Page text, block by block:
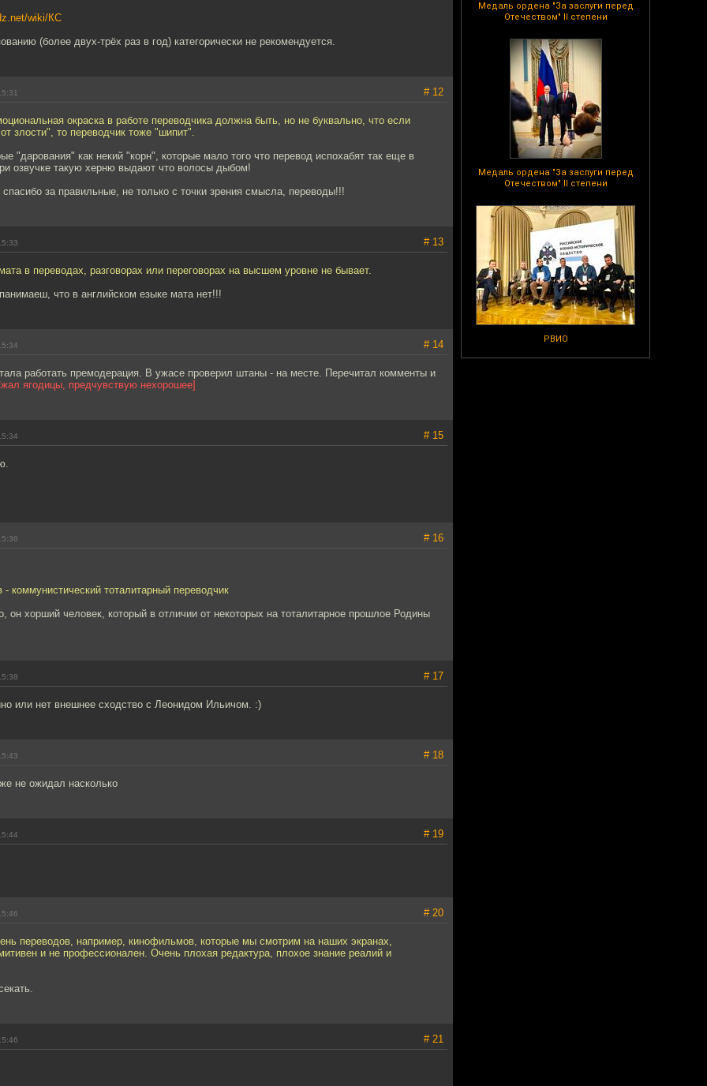
Медаль ордена "За заслуги перед
Отечеством" II степени
Медаль ордена "За заслуги перед
Отечеством" II степени
РВИО
wiki/КС
(более двух-трёх раз в год) категорически не рекомендуется.
# 12
окраска в работе переводчика должна быть, но не буквально, что если
злости", то переводчик тоже "шипит".
"дарования" как некий "корн", которые мало того что перевод испохабят так еще в
озвучке такую херню выдают что волосы дыбом!
за правильные, не только с точки зрения смысла, переводы!!!
# 13
в переводах, разговорах или переговорах на высшем уровне не бывает.
что в английском езыке мата нет!!!
# 14
работать премодерация. В ужасе проверил штаны - на месте. Перечитал комменты и
ягодицы, предчувствую нехорошее]
# 15
# 16
коммунистический тоталитарный переводчик
он хорший человек, который в отличии от некоторых на тоталитарное прошлое Родины
# 17
или нет внешнее сходство с Леонидом Ильичом. :)
# 18
не ожидал насколько
# 19
# 20
переводов, например, кинофильмов, которые мы смотрим на наших экранах,
и не профессионален. Очень плохая редактура, плохое знание реалий и
# 21